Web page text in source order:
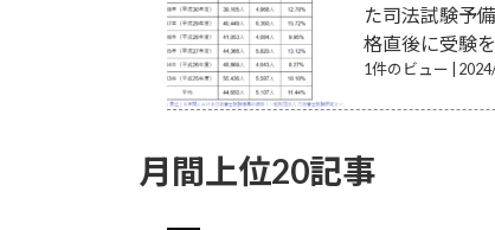
た司法試験予
格直後に受験
1件のビュー
月間上位20記事